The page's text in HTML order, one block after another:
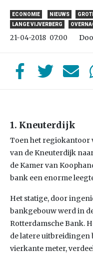
ECONOMIE NIEUWS
LANGE VIJVERBERG
21-04-2018 07:00
1. Kneuterdijk
Toen het regiokantoor
van de Kneuterdijk
de Kamer van
bank een enorme
Het statige, door
bankgebouw werd in
Rotterdamsche Bank.
de latere uitbreidingen
vierkante meter,